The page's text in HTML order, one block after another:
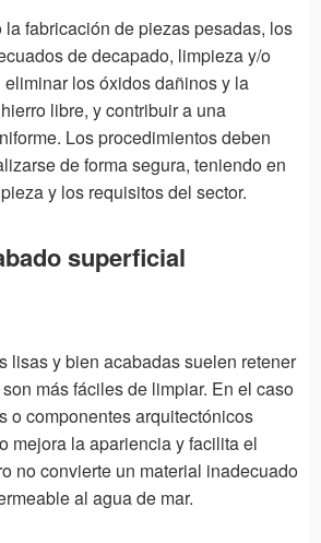
fabricación de piezas pesadas, los
de decapado, limpieza y/o
los óxidos dañinos y la
libre, y contribuir a una
Los procedimientos deben
de forma segura, teniendo en
y los requisitos del sector.
superficial
lisas y bien acabadas suelen retener
más fáciles de limpiar. En el caso
o componentes arquitectónicos
mejora la apariencia y facilita el
no convierte un material inadecuado
al agua de mar.